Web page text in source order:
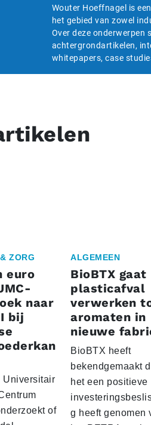
Wouter Hoeffnagel is
het gebied van zowel
Over deze onderwerpen
achtergrondartikelen,
whitepapers, case
ZORG
euro
naar
bij
Universitair
of
ALGEMEEN
BioBTX gaat
plasticafval
verwerken
aromaten in
nieuwe
BioBTX heeft
bekendgemaakt
het een positieve
g heeft genomen